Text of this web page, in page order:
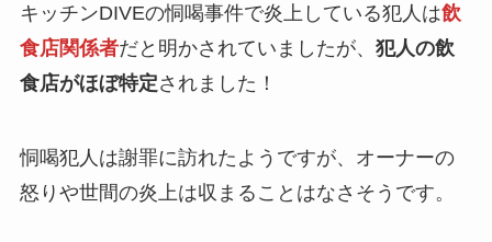
キッチンDIVEの恫喝事件で炎上している犯人は飲
食店関係者だと明かされていましたが、 犯人の飲
食店がほぼ特定されました！
恫喝犯人は謝罪に訪れたようですが、オーナーの
怒りや世間の炎上は収まることはなさそうです。